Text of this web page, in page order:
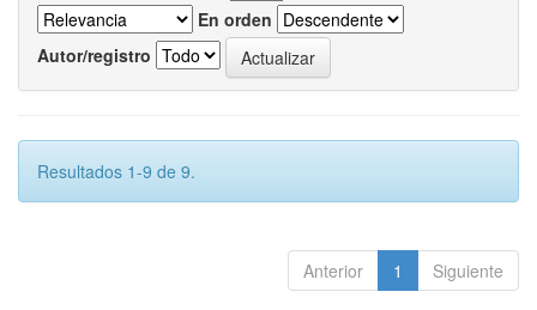
En orden
Autor/registro
Resultados 1-9 de 9.
Anterior 1 Siguiente